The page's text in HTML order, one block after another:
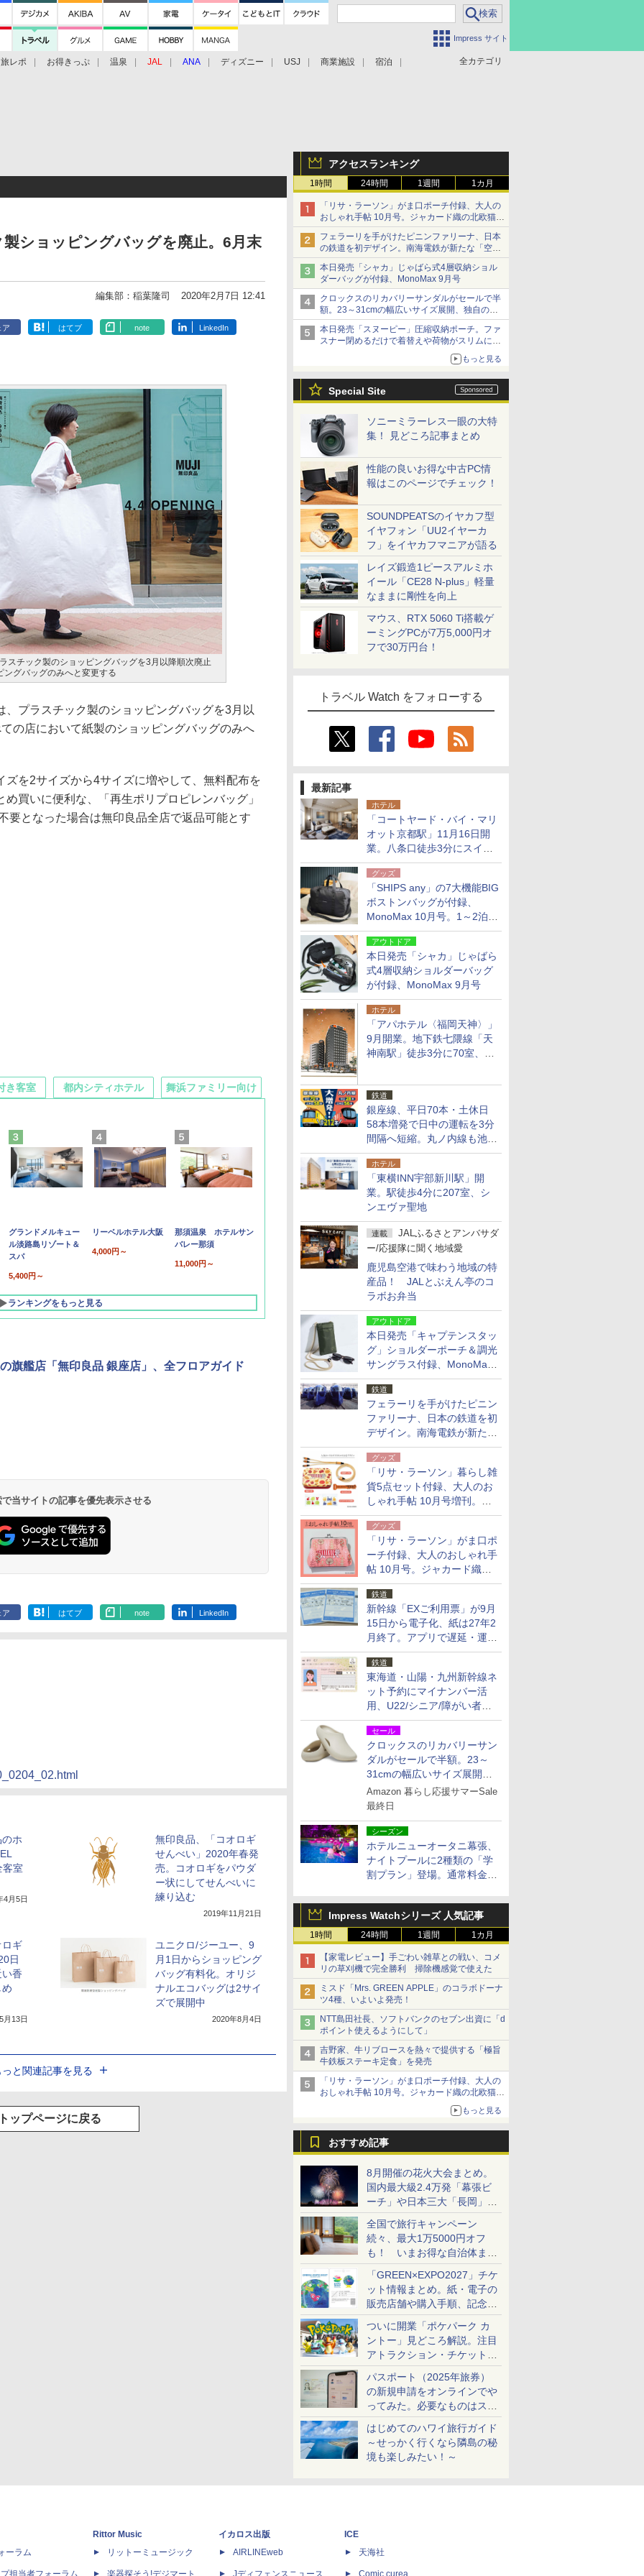
Impress サイト
全カテゴリ
旅レポ お得きっぷ 温泉 JAL ANA ディズニー USJ 商業施設 宿泊
アクセスランキング
1時間 24時間 1週間 1カ月
「リサ・ラーソン」がま口ポーチ付録、大人の
おしゃれ手帖 10月号。ジャカード織の北欧猫デ
ザイン
フェラーリを手がけたピニンファリーナ、日本
の鉄道を初デザイン。南海電鉄が新たな「空港
特急」をなにわ筋線へ導入
本日発売「シャカ」じゃばら式4層収納ショル
ダーバッグが付録、MonoMax 9月号
クロックスのリカバリーサンダルがセールで半
額。23～31cmの幅広いサイズ展開、独自のク
ッション素材を採用
本日発売「スヌーピー」圧縮収納ポーチ。ファ
スナー閉めるだけで着替えや荷物がスリムにま
もっと見る
Special Site
ソニーミラーレス一眼の大特
集！ 見どころ記事まとめ
性能の良いお得な中古PC情
報はこのページでチェック！
SOUNDPEATSのイヤカフ型
イヤフォン「UU2イヤーカ
フ」をイヤカフマニアが語る
レイズ鍛造1ピースアルミホ
イール「CE28 N-plus」軽量
なままに剛性を向上
マウス、RTX 5060 Ti搭載ゲ
ーミングPCが7万5,000円オ
フで30万円台！
トラベル Watch をフォローする
最新記事
ホテル
「コートヤード・バイ・マリ
オット京都駅」11月16日開
業。八条口徒歩3分にスイー
ト含む全270室、ダイニング
も併設
グッズ
「SHIPS any」の7大機能BIG
ボストンバッグが付録、
MonoMax 10月号。1～2泊の
荷物、キャリーオンも可能
アウトドア
本日発売「シャカ」じゃばら
式4層収納ショルダーバッグ
が付録、MonoMax 9月号
ホテル
「アパホテル〈福岡天神〉」
9月開業。地下鉄七隈線「天
神南駅」徒歩3分に70室、エ
鉄道
銀座線、平日70本・土休日
58本増発で日中の運転を3分
間隔へ短縮。丸ノ内線も池袋
～中野坂上を4分間隔に
ホテル
「東横INN宇部新川駅」開
業。駅徒歩4分に207室、シ
ンエヴァ聖地
連載
JALふるさとアンバサダ
ー/応援隊に聞く地域愛
鹿児島空港で味わう地域の特
産品！ JALとぶえん亭のコ
ラボお弁当
アウトドア
本日発売「キャプテンスタッ
グ」ショルダーポーチ＆調光
サングラス付録、MonoMax
9月号増刊
鉄道
フェラーリを手がけたピニン
ファリーナ、日本の鉄道を初
デザイン。南海電鉄が新たな
「空港特急」をなにわ筋線へ
導入
グッズ
「リサ・ラーソン」暮らし雑
貨5点セット付録、大人のお
しゃれ手帖 10月号増刊。
USBケーブルや缶ケースなど
グッズ
「リサ・ラーソン」がま口ポ
ーチ付録、大人のおしゃれ手
帖 10月号。ジャカード織の
北欧猫デザイン
鉄道
新幹線「EXご利用票」が9月
15日から電子化、紙は27年2
月終了。アプリで遅延・運休
も確認可能に
鉄道
東海道・山陽・九州新幹線ネ
ット予約にマイナンバー活
用、U22/シニア/障がい者割
を9月15日から発売
セール
クロックスのリカバリーサン
ダルがセールで半額。23～
31cmの幅広いサイズ展開、
独自のクッション素材を採用
Amazon 暮らし応援サマーSale
最終日
シーズン
ホテルニューオータニ幕張、
ナイトプールに2種類の「学
割プラン」登場。通常料金の
Impress Watchシリーズ 人気記事
1時間 24時間 1週間 1カ月
【家電レビュー】手ごわい雑草との戦い、コメ
リの草刈機で完全勝利 掃除機感覚で使えた
ミスド「Mrs. GREEN APPLE」のコラボドーナ
ツ4種、いよいよ発売！
NTT島田社長、ソフトバンクのセブン出資に「d
ポイント使えるようにして」
吉野家、牛リブロースを熱々で提供する「極旨
牛鉄板ステーキ定食」を発売
「リサ・ラーソン」がま口ポーチ付録、大人の
おしゃれ手帖 10月号。ジャカード織の北欧猫デ
もっと見る
おすすめ記事
8月開催の花火大会まとめ。
国内最大級2.4万発「幕張ビ
ーチ」や日本三大「長岡」な
ど大型イベント目白押し！
全国で旅行キャンペーン
続々、最大1万5000円オフ
も！ いまお得な自治体まと
め
「GREEN×EXPO2027」チケ
ット情報まとめ。紙・電子の
販売店舗や購入手順、記念チ
ケットも解説
ついに開業「ポケパーク カ
ントー」見どころ解説。注目
アトラクション・チケット手
配・来場前に必要な準備は？
パスポート（2025年旅券）
の新規申請をオンラインでや
ってみた。必要なものはスマ
ホとマイナカードのみ
はじめてのハワイ旅行ガイド
～せっかく行くなら隣島の秘
境も楽しみたい！～
ショッピングバッグを廃止。6月末
編集部：稲葉隆司 2020年2月7日 12:41
ア はてブ note LinkedIn
スチック製のショッピングバッグを3月以降順次廃止
グバッグのみへと変更する
プラスチック製のショッピングバッグを3月以
の店において紙製のショッピングバッグのみへ
を2サイズから4サイズに増やして、無料配布を
買いに便利な、「再生ポリプロピレンバッグ」
要となった場合は無印良品全店で返品可能とす
グランドメルキュー
ル淡路島リゾート＆
スパ
5,400円～
リーベルホテル大阪
4,000円～
那須温泉 ホテルサン
バレー那須
11,000円～
ランキングをもっと見る
き客室
19,541円～
都内シティホテル 舞浜ファミリー向け
5,758円～
旗艦店「無印良品 銀座店」、全フロアガイド
当サイトの記事を優先表示させる
ア はてブ note LinkedIn
ホ
客室
4月5日
無印良品、「コオロギ
せんべい」2020年春発
売。コオロギをパウダ
ー状にしてせんべいに
練り込む
2019年11月21日
ロギ
日
香
月13日
ユニクロ/ジーユー、9
月1日からショッピング
バッグ有料化。オリジ
ナルエコバッグは2サイ
ズで展開中
2020年8月4日
と関連記事を見る
ップページに戻る
ーラム
担当者フォーラム
Rittor Music
リットーミュージック
楽器探そう!デジマート
イカロス出版
AIRLINEweb
Jディフェンスニュース
ICE
天海社
Comic curea